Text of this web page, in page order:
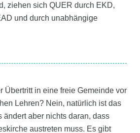
ziehen sich QUER durch EKD,
und durch unabhängige
Übertritt in eine freie Gemeinde vor
Lehren? Nein, natürlich ist das
ändert aber nichts daran, dass
austreten muss. Es gibt